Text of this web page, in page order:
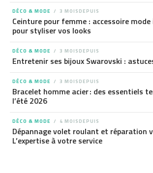
DÉCO & MODE 3 MOISDEPUIS
Ceinture pour femme : accessoire
pour styliser vos looks
DÉCO & MODE 3 MOISDEPUIS
Entretenir ses bijoux Swarovski :
DÉCO & MODE 3 MOISDEPUIS
Bracelet homme acier : des essentiels
l’été 2026
DÉCO & MODE 4 MOISDEPUIS
Dépannage volet roulant et réparation
L’expertise à votre service